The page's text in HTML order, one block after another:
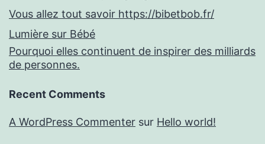
Vous allez tout savoir https://bibetbob.fr/
Lumière sur Bébé
Pourquoi elles continuent de inspirer des milliards
de personnes.
Recent Comments
A WordPress Commenter sur Hello world!